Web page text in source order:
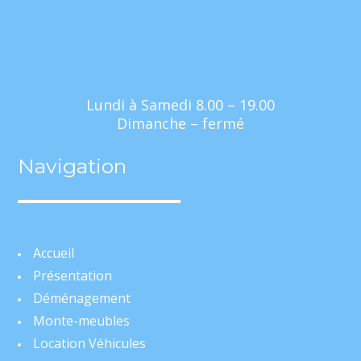
Lundi à Samedi 8.00 – 19.00
Dimanche – fermé
Navigation
Accueil
Présentation
Déménagement
Monte-meubles
Location Véhicules